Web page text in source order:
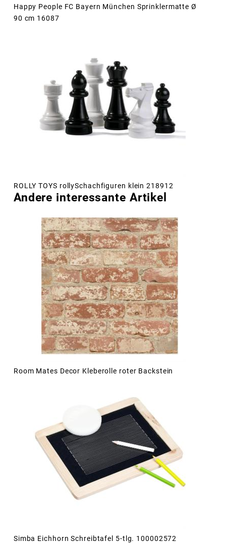
Happy People FC Bayern München Sprinklermatte Ø
90 cm 16087
ROLLY TOYS rollySchachfiguren klein 218912
Andere interessante Artikel
Room Mates Decor Kleberolle roter Backstein
Simba Eichhorn Schreibtafel 5-tlg. 100002572